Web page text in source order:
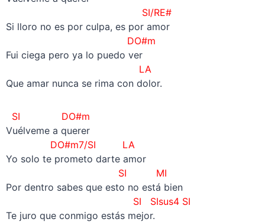
SI/RE#
Si lloro no es por culpa, es por amor
DO#m
Fui ciega pero ya lo puedo ver
LA
Que amar nunca se rima con dolor.
SI
DO#m
Vuélveme a querer
DO#m7/SI LA
Yo solo te prometo darte amor
SI MI
Por dentro sabes que esto no está bien
SI SIsus4 SI
Te juro que conmigo estás mejor.